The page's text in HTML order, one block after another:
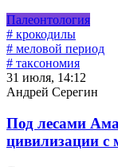
Палеонтология
# крокодилы
# меловой период
# таксономия
31 июля, 14:12
Андрей Серегин
Под лесами
цивилизации с